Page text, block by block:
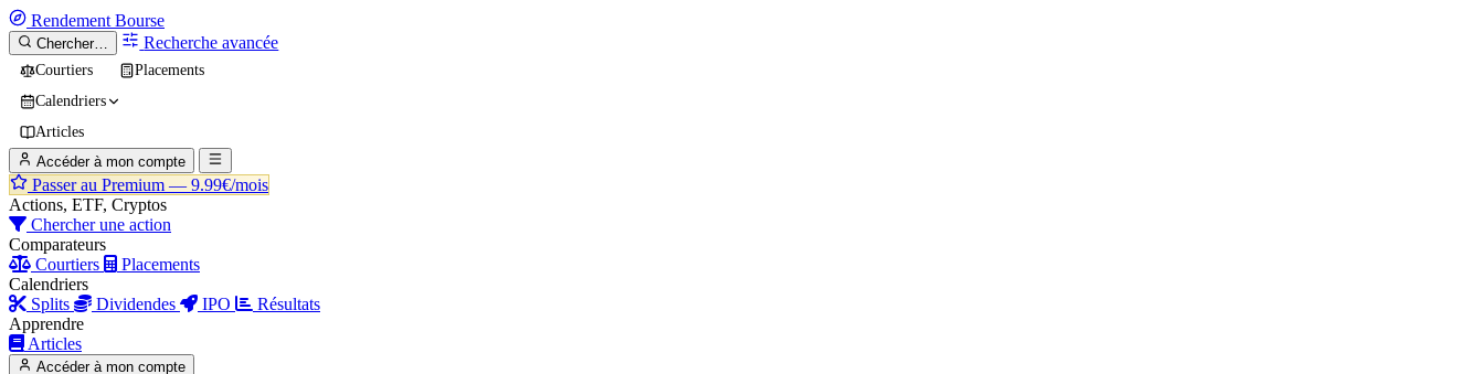
Rendement Bourse
Chercher… Recherche avancée
Courtiers
Placements
Calendriers
Articles
Accéder à mon compte
Passer au Premium — 9.99€/mois
Actions, ETF, Cryptos
Chercher une action
Comparateurs
Courtiers
Placements
Calendriers
Splits
Dividendes IPO
Résultats
Apprendre
Articles
Accéder à mon compte